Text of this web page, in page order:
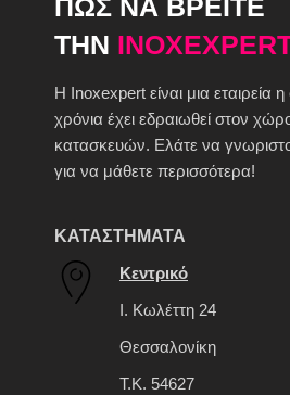
ΠΩΣ ΝΑ ΒΡΕΙΤΕ
ΤΗΝ
H Inoxexpert είναι μια εταιρεία
χρόνια έχει εδραιωθεί στον
κατασκευών. Ελάτε να
για να μάθετε περισσότερα!
ΚΑΤΑΣΤΗΜΑΤΑ
Κεντρικό
Ι. Κωλέττη 24
Θεσσαλονίκη
Τ.Κ. 54627